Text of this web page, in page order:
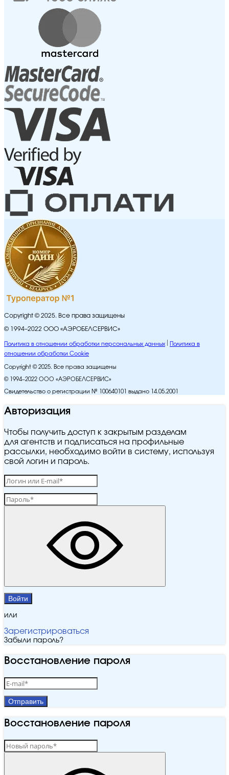
Copyright © 2025. Все права защищены
© 1994–2022 ООО «АЭРОБЕЛСЕРВИС»
Политика в отношении обработки персональных данных
Политика в
отношении обработки Cookie
Copyright © 2025. Все права защищены
© 1994–2022 ООО «АЭРОБЕЛСЕРВИС»
Свидетельство о регистрации № 100640101 выдано 14.05.2001
Авторизация
Чтобы получить доступ к закрытым разделам
для агентств и подписаться на профильные
рассылки, необходимо войти в систему, используя
свой логин и пароль.
Войти
или
Зарегистрироваться
Забыли пароль?
Восстановление пароля
Отправить
Восстановление пароля